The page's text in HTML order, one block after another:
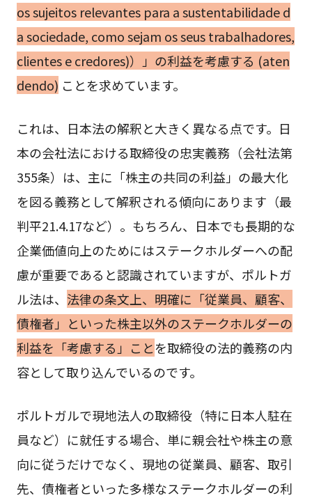
os sujeitos relevantes para a sustentabilidade d
a sociedade, como sejam os seus trabalhadores,
clientes e credores)）」の利益を考慮する (aten
dendo) ことを求めています。
これは、日本法の解釈と大きく異なる点です。日
本の会社法における取締役の忠実義務（会社法第
355条）は、主に「株主の共同の利益」の最大化
を図る義務として解釈される傾向にあります（最
判平21.4.17など）。もちろん、日本でも長期的な
企業価値向上のためにはステークホルダーへの配
慮が重要であると認識されていますが、ポルトガ
ル法は、 法律の条文上、明確に「従業員、顧客、
債権者」といった株主以外のステークホルダーの
利益を「考慮する」ことを取締役の法的義務の内
容として取り込んでいるのです。
ポルトガルで現地法人の取締役（特に日本人駐在
員など）に就任する場合、単に親会社や株主の意
向に従うだけでなく、現地の従業員、顧客、取引
先、債権者といった多様なステークホルダーの利